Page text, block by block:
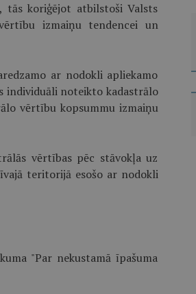
tās koriģējot atbilstoši Valsts
izmaiņu tendencei un
ar nodokli apliekamo
individuāli noteikto kadastrālo
vērtību kopsummu izmaiņu
vērtības pēc stāvokļa uz
teritorijā esošo ar nodokli
"Par nekustamā īpašuma